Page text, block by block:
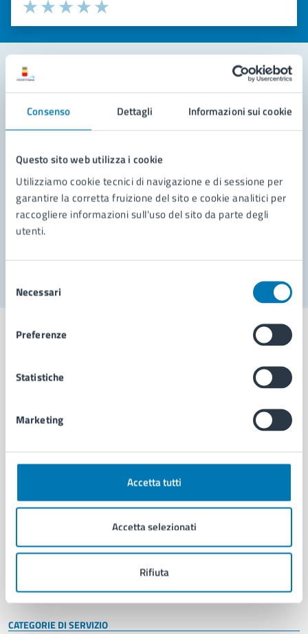
Consenso Dettagli Informazioni sui cookie
Questo sito web utilizza i cookie
Utilizziamo cookie tecnici di navigazione e di sessione per
garantire la corretta fruizione del sito e cookie analitici per
raccogliere informazioni sull'uso del sito da parte degli
utenti.
delNecessari
Preferenze
Statistiche
Marketing
Accetta tutti
Accetta selezionati
Rifiuta
Seleziona il numero di stelle per valutare la chiarezza delle
Valuta 5 stelle su 5
Valuta 4 stelle su 5
Valuta 3 stelle su 5
Valuta 2 stelle su 5
Valuta 1 stelle su 5
Leggi le domande frequenti
Richiedi assistenza
Prenota appuntamento
Problemi in città
Comune di Napoli
AMMINISTRAZIONE
Organi di governo
Enti e fondazioni
Personale amministrativo
Intranet, posta aziendale e protocollo
CATEGORIE DI SERVIZIO